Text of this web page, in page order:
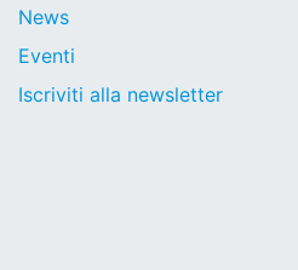
News
Eventi
Iscriviti alla newsletter